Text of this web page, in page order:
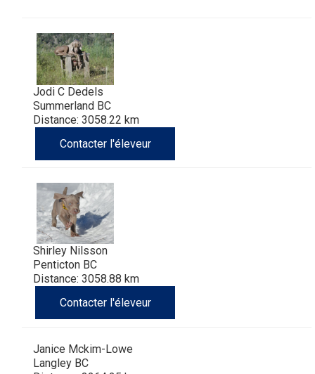
Jodi C Dedels
Summerland BC
Distance: 3058.22 km
Contacter l'éleveur
Shirley Nilsson
Penticton BC
Distance: 3058.88 km
Contacter l'éleveur
Janice Mckim-Lowe
Langley BC